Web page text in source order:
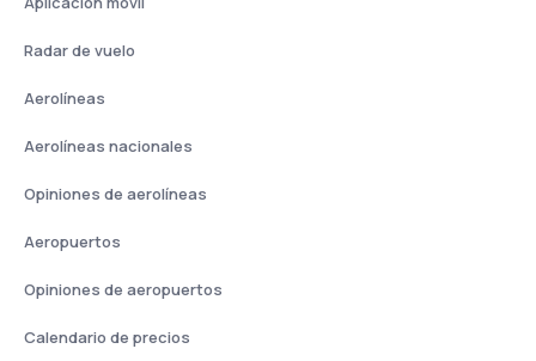
Radar de vuelo
Aerolíneas
Aerolíneas nacionales
Opiniones de aerolíneas
Aeropuertos
Opiniones de aeropuertos
Calendario de precios